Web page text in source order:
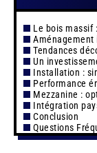
Le bois massif
Aménagement
Tendances
Un
Installation :
Performance
Mezzanine :
Intégration
Conclusion
Questions